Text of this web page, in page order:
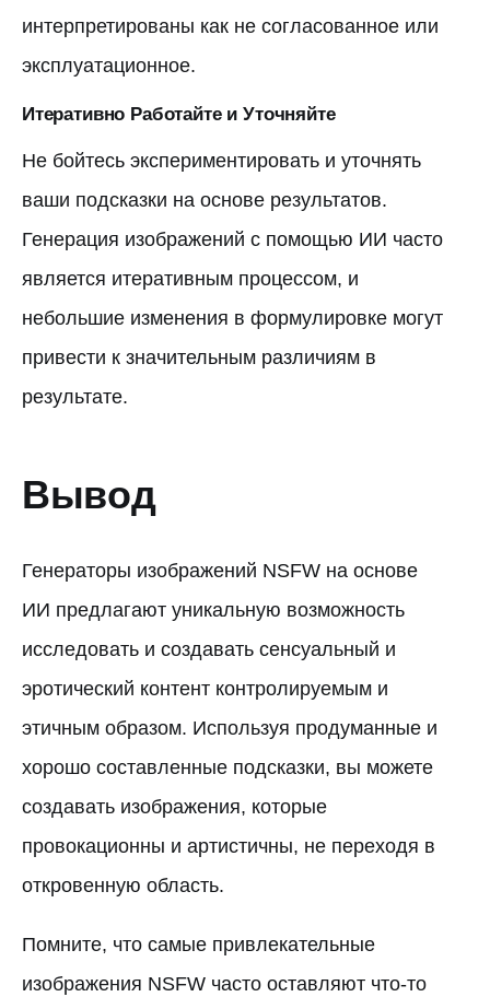
интерпретированы как не согласованное или
эксплуатационное.
Итеративно Работайте и Уточняйте
Не бойтесь экспериментировать и уточнять
ваши подсказки на основе результатов.
Генерация изображений с помощью ИИ часто
является итеративным процессом, и
небольшие изменения в формулировке могут
привести к значительным различиям в
результате.
Вывод
Генераторы изображений NSFW на основе
ИИ предлагают уникальную возможность
исследовать и создавать сенсуальный и
эротический контент контролируемым и
этичным образом. Используя продуманные и
хорошо составленные подсказки, вы можете
создавать изображения, которые
провокационны и артистичны, не переходя в
откровенную область.
Помните, что самые привлекательные
изображения NSFW часто оставляют что-то